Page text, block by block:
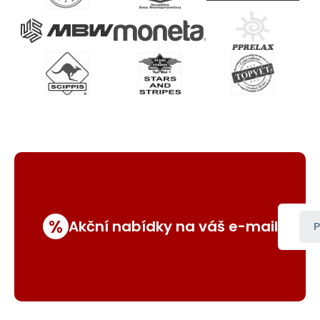
% Akční nabídky na váš e-mail